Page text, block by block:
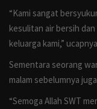
“Kami sangat
kesulitan air bersih
keluarga kami,” ucapnya
Sementara seorang
malam sebelumnya
“Semoga Allah SWT